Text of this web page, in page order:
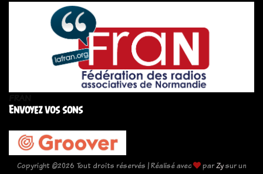
Envoyez vos sons
Copyright ©2026 Tout droits réservés | Réalisé avec parZysur un